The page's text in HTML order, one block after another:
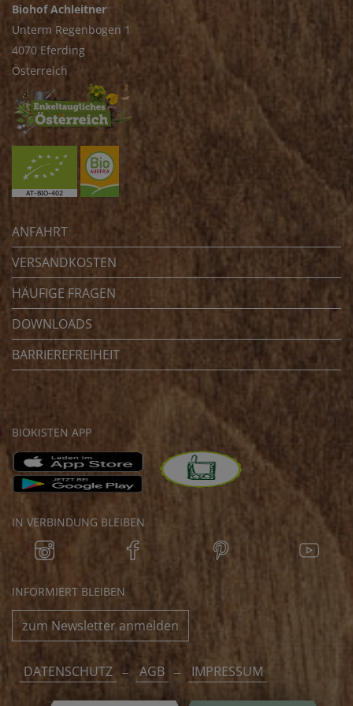
Biohof Achleitner
Unterm Regenbogen 1
4070 Eferding
Österreich
ANFAHRT
VERSANDKOSTEN
HÄUFIGE FRAGEN
DOWNLOADS
BARRIEREFREIHEIT
BIOKISTEN APP
IN VERBINDUNG BLEIBEN
INFORMIERT BLEIBEN
zum Newsletter anmelden
DATENSCHUTZ AGB IMPRESSUM